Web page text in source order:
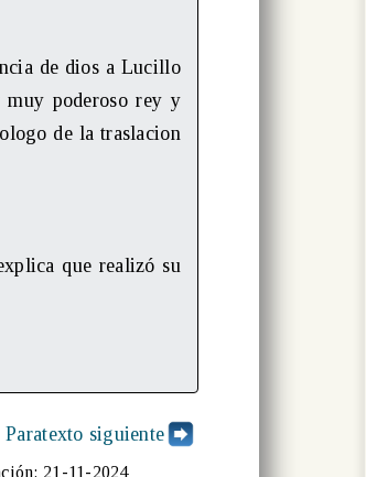
de dios a Lucillo
muy poderoso rey y
de la traslacion
que realizó su
Paratexto siguiente
21-11-2024